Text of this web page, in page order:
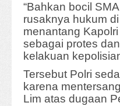
“Bahkan bocil
rusaknya hukum
menantang
sebagai protes
kelakuan
Tersebut Polri
karena
Lim atas dugaan